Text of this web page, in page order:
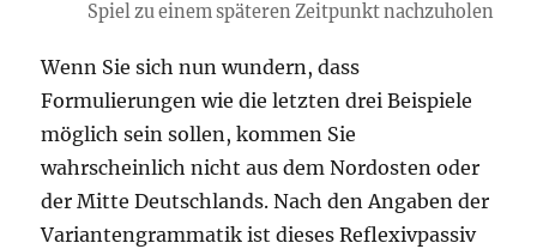
Spiel zu einem späteren Zeitpunkt nachzuholen
Wenn Sie sich nun wundern, dass
Formulierungen wie die letzten drei Beispiele
möglich sein sollen, kommen Sie
wahrscheinlich nicht aus dem Nordosten oder
der Mitte Deutschlands. Nach den Angaben der
Variantengrammatik ist dieses Reflexivpassiv